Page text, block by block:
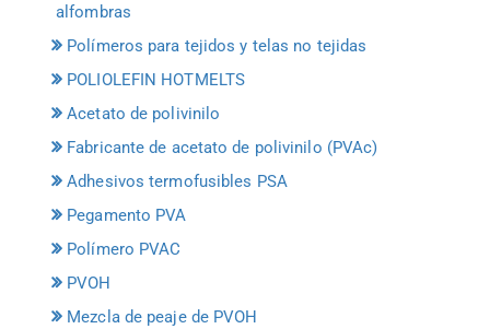
alfombras
Polímeros para tejidos y telas no tejidas
POLIOLEFIN HOTMELTS
Acetato de polivinilo
Fabricante de acetato de polivinilo (PVAc)
Adhesivos termofusibles PSA
Pegamento PVA
Polímero PVAC
PVOH
Mezcla de peaje de PVOH